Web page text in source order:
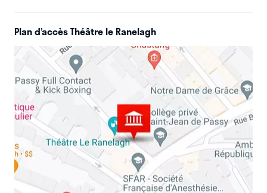
Plan d’accès Théâtre le Ranelagh